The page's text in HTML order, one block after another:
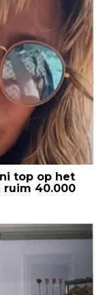
top op het
ruim 40.000